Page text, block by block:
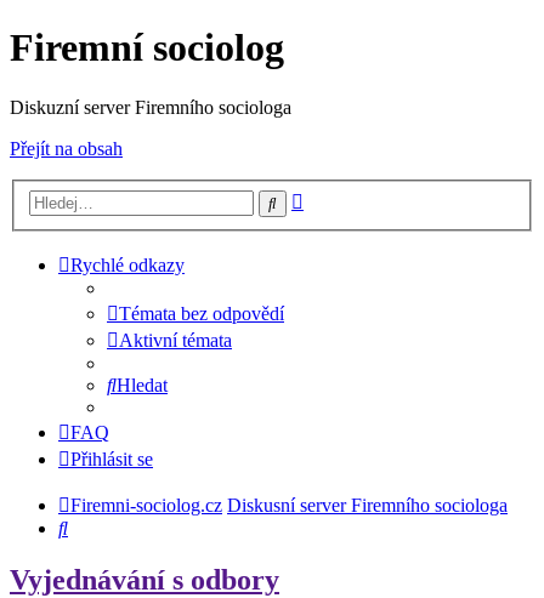
Firemní sociolog
Diskuzní server Firemního sociologa
Přejít na obsah
Hledat
Rychlé odkazy
Témata bez odpovědí
Aktivní témata
Hledat
FAQ
Přihlásit se
Firemni-sociolog.cz Diskusní server Firemního sociologa
Hledat
Vyjednávání s odbory